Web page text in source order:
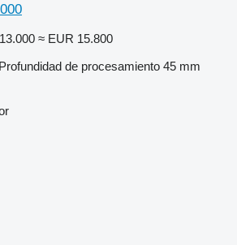
≈ EUR 15.800
Profundidad de procesamiento 45 mm